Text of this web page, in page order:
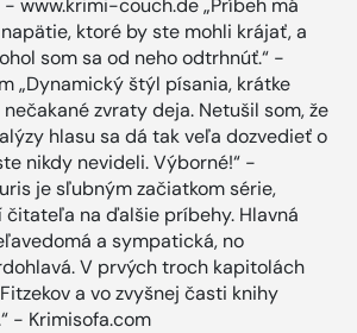
- www.krimi-couch.de „Príbeh má
ktoré by ste mohli krájať, a
som sa od neho odtrhnúť.“ -
„Dynamický štýl písania, krátke
zvraty deja. Netušil som, že
hlasu sa dá tak veľa dozvedieť o
nikdy nevideli. Výborné!“ -
je sľubným začiatkom série,
čitateľa na ďalšie príbehy. Hlavná
a sympatická, no
V prvých troch kapitolách
a vo zvyšnej časti knihy
- Krimisofa.com